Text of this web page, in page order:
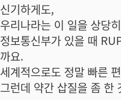
신기하게도,
우리나라는 이 일을 상당
정보통신부가 있을 때
까요.
세계적으로도 정말 빠른
그런데 약간 삽질을 좀 한